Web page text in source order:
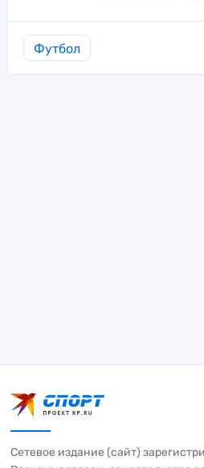
Футбол
Сетевое издание (сайт)